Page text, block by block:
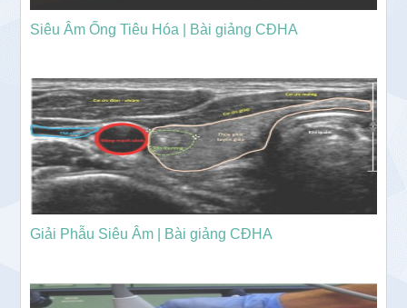
Siêu Âm Ống Tiêu Hóa | Bài giảng CĐHA
Giải Phẫu Siêu Âm | Bài giảng CĐHA